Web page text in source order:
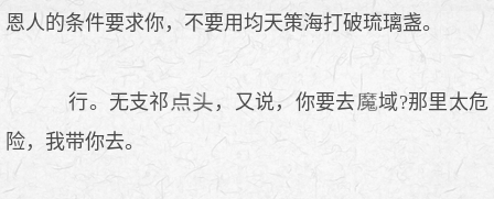
恩人的条件要求你，不要用均天策海打破琉璃盏。
行。无支祁 ，又说，你要去
域?那里太危
险，我带你去。